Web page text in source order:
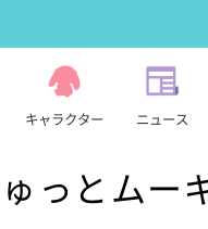
キャラクター ニュース
とムーギ